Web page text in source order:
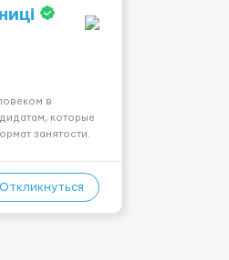
в
которые
занятости.
Откликнуться